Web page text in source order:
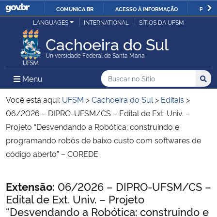
IR
O
COMUNICA BR ACESSO À INFORMAÇÃO
Ministério da Justiça e Segurança Pública
Ministério da Defesa
Ministério das Relações Exteriores
Ministério da Economia
Ministério da Infraestrutura
Ministério da Educação
LANGUAGES INTERNATIONAL SÍTIOS DA UFSM
Cachoeira do Sul
Universidade Federal de Santa Maria
Menu Menu Principal do Sítio
Busca
Buscar no no Sítio
Busca:
Você está aqui: UFSM >Cachoeira do Sul > Editais >
06/2026 – DIPRO-UFSM/CS – Edital de Ext. Univ. –
Projeto “Desvendando a Robótica: construindo e
programando robôs de baixo custo com softwares de
código aberto” – COREDE
Início do conteúdo
Extensão: 06/2026 – DIPRO-UFSM/CS –
Edital de Ext. Univ. – Projeto
“Desvendando a Robótica: construindo e